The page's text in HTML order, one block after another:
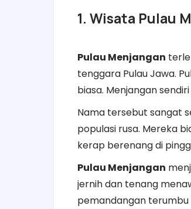
1. Wisata Pulau
Pulau Menjangan
tenggara Pulau Jawa.
biasa. Menjangan
Nama tersebut sangat
populasi rusa. Mereka
kerap berenang di
Pulau Menjangan
jernih dan tenang
pemandangan terumbu